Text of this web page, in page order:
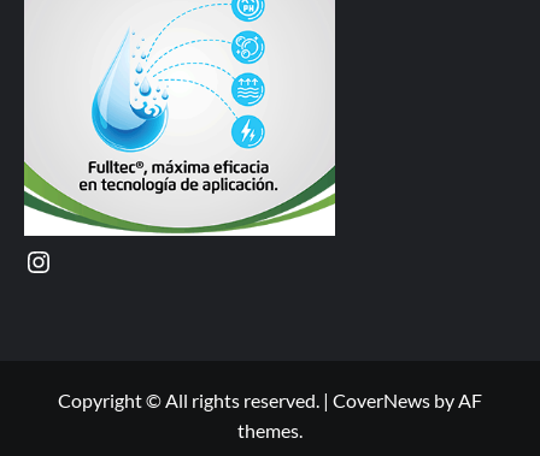
Instagram
Copyright © All rights reserved. | CoverNews by AF
themes.